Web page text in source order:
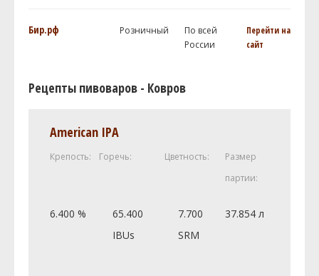
Бир.рф Розничный
По всей
России
Перейти на
сайт
Рецепты пивоваров - Ковров
American IPA
Крепость: Горечь: Цветность:
Размер
партии:
6.400 %
65.400
IBUs
7.700
SRM
37.854 л